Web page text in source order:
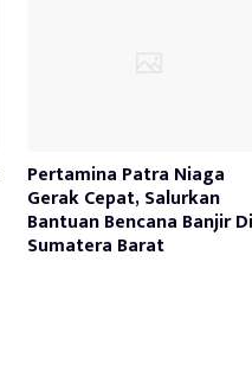
Pertamina Patra Niaga
Gerak Cepat, Salurkan
Bantuan Bencana Banjir Di
Sumatera Barat